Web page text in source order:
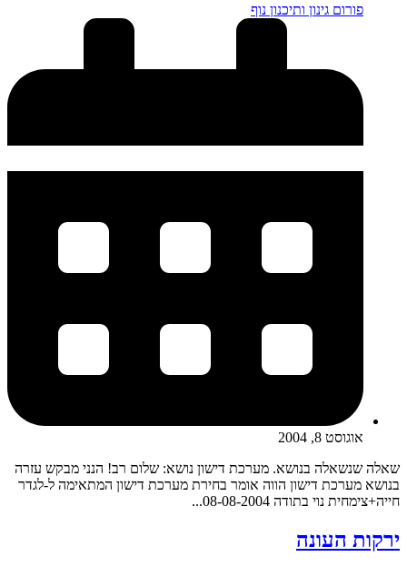
פורום גינון ותיכנון נוף
אוגוסט 8, 2004
שאלה שנשאלה בנושא. מערכת דישון נושא: שלום רב! הנני מבקש עזרה
בנושא מערכת דישון הווה אומר בחירת מערכת דישון המתאימה ל-לגדר
חייה+צימחית נוי בתודה 08-08-2004...
ירקות העונה